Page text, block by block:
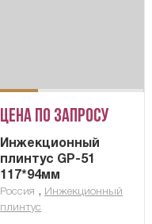
Цена по запросу
Инжекционный
плинтус GP-51
117*94мм
Россия , Инжекционный
плинтус